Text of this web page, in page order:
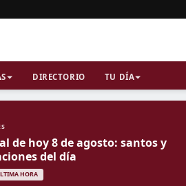
DIRECTORIO TU DÍA
de hoy 8 de agosto: santos y
del día
HORA